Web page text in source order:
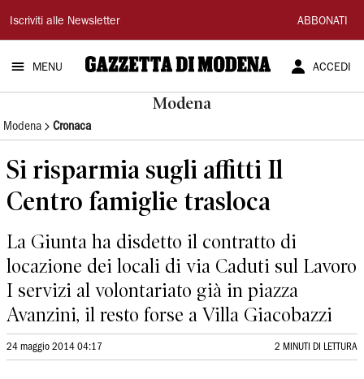
Gazzetta
di
Modena
Iscriviti alle Newsletter ABBONATI
MENU ACCEDI
Modena
Modena Cronaca
Si risparmia sugli affitti Il
Centro famiglie trasloca
La Giunta ha disdetto il contratto di
locazione dei locali di via Caduti sul Lavoro
I servizi al volontariato già in piazza
Avanzini, il resto forse a Villa Giacobazzi
24 maggio 2014 04:17 2 MINUTI DI LETTURA